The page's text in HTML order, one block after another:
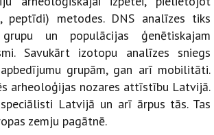
metodes. DNS analīzes tiks
un populācijas ģenētiskajam
Savukārt izotopu analīzes sniegs
grupām, gan arī mobilitāti.
arheoloģijas nozares attīstību Latvijā.
Latvijā un arī ārpus tās. Tas
zemju pagātnē.